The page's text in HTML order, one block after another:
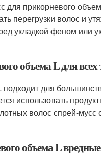
для прикорневого
перегрузки волос и
укладкой феном или
объема L для всех
для
использовать
волос спрей-мусс
объема L